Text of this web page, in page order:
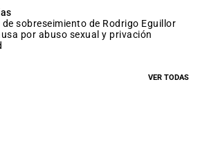
sobreseimiento de Rodrigo Eguillor
por abuso sexual y privación
VER TODAS